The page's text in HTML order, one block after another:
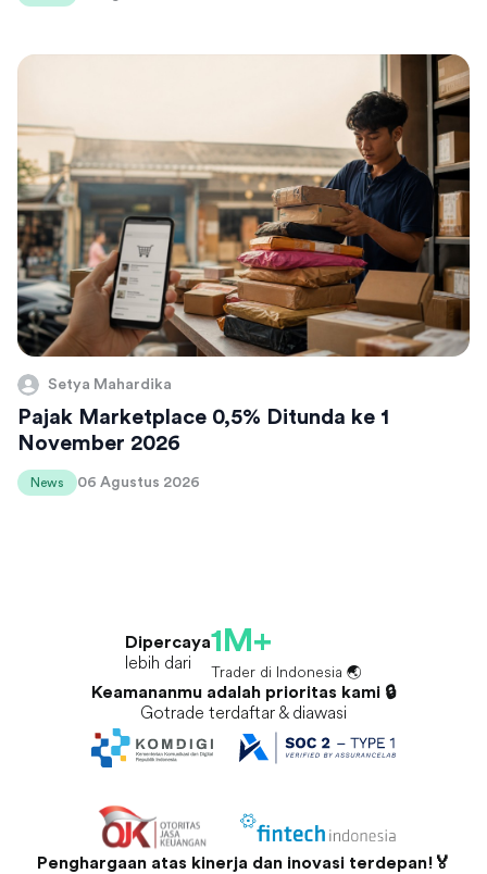
Setya Mahardika
Pajak Marketplace 0,5% Ditunda ke 1
November 2026
News 06 Agustus 2026
Dipercaya
lebih dari
1M+
Trader di Indonesia 🌏
Keamananmu adalah prioritas kami 🔒
Gotrade terdaftar & diawasi
Penghargaan atas kinerja dan inovasi terdepan!🏅